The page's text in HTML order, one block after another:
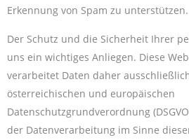
Erkennung von Spam zu unterstützen.
Der Schutz und die Sicherheit Ihrer
uns ein wichtiges Anliegen. Diese
verarbeitet Daten daher
österreichischen und europäischen
Datenschutzgrundverordnung
der Datenverarbeitung im Sinne